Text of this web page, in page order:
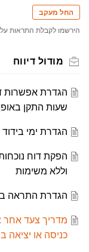
החל מעקב
הירשמו לקבלת התראות
מודול דיווח
הגדרת אפשרות
שעות התקן
הגדרת ימי
הפקת דוח
וללא משימות
הגדרת התראה
מדריך צעד אחר
כניסה או יציאה